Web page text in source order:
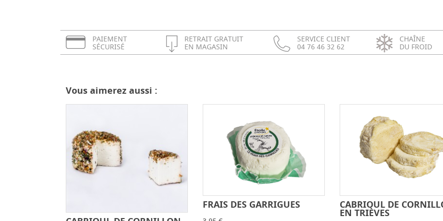
PAIEMENT
SÉCURISÉ
RETRAIT GRATUIT
EN MAGASIN
SERVICE CLIENT
04 76 46 32 62
CHAÎNE
DU FROID
Vous aimerez aussi :
-
FRAIS DES GARRIGUES -
CABRIOUL DE
EN TRIÈVES